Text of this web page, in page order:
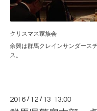
クリスマス家族会
余興は群馬クレインサンダース
ス。
2016 / 12 / 13 13:00